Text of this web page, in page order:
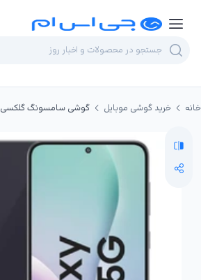
خانه خرید گوشی موبایل گوشی سامسونگ گلکسی M56 ظرفیت 256GB رم 8GB